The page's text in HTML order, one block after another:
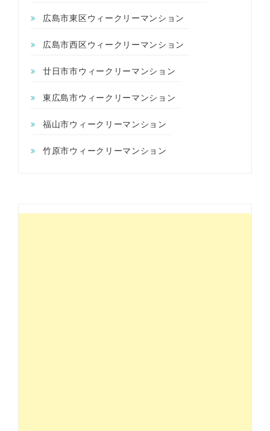
広島市東区ウィークリーマンション
広島市西区ウィークリーマンション
廿日市市ウィークリーマンション
東広島市ウィークリーマンション
福山市ウィークリーマンション
竹原市ウィークリーマンション